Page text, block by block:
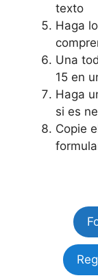
texto
Haga
Una
15 en
Haga
si es
Copie